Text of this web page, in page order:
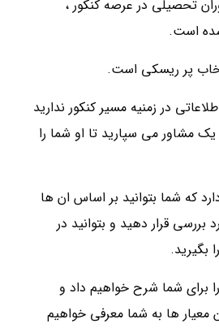
تحصیلی در عرصه کنکور ،
است.
پر ریسکی است.
در زمنیه مسیر کنکور ندارید
مشاور می سپارید تا او شما را
که شما بتوانید بر اساس ان ها
بررسی قرار دهید و بتوانید در
بگیرید.
برای شما شرح خواهیم داد و
معیار ها به شما معرفی خواهیم